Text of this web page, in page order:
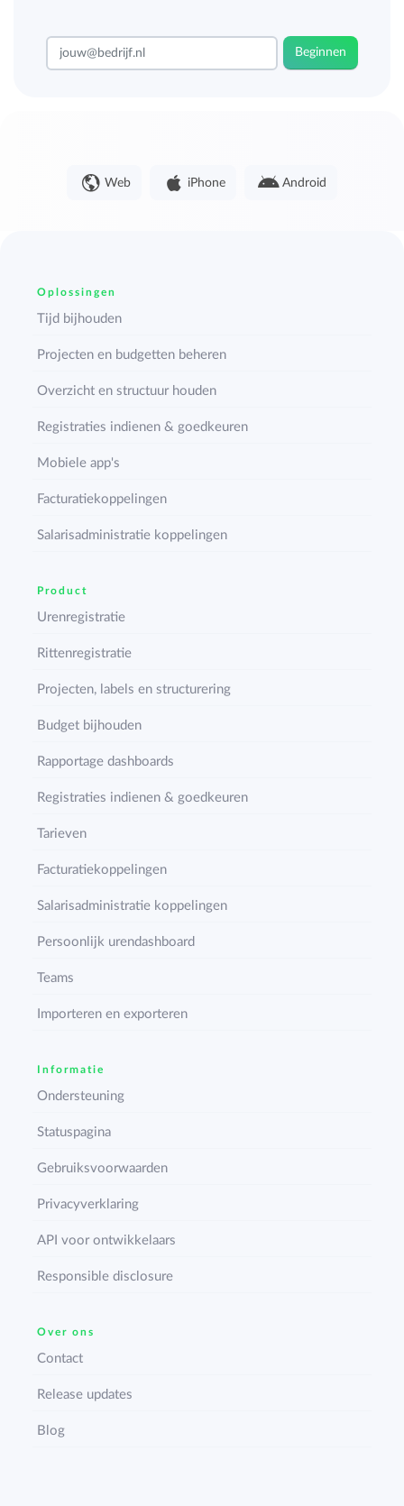
Beginnen
Web iPhone Android
Oplossingen
Tijd bijhouden
Projecten en budgetten beheren
Overzicht en structuur houden
Registraties indienen & goedkeuren
Mobiele app's
Facturatiekoppelingen
Salarisadministratie koppelingen
Product
Urenregistratie
Rittenregistratie
Projecten, labels en structurering
Budget bijhouden
Rapportage dashboards
Registraties indienen & goedkeuren
Tarieven
Facturatiekoppelingen
Salarisadministratie koppelingen
Persoonlijk urendashboard
Teams
Importeren en exporteren
Informatie
Ondersteuning
Statuspagina
Gebruiksvoorwaarden
Privacyverklaring
API voor ontwikkelaars
Responsible disclosure
Over ons
Contact
Release updates
Blog